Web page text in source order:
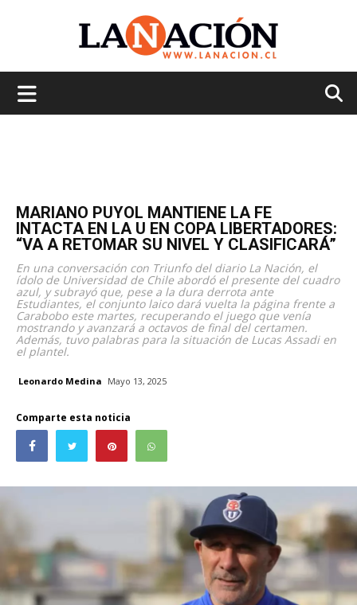
MARIANO PUYOL MANTIENE LA FE
INTACTA EN LA U EN COPA LIBERTADORES:
“VA A RETOMAR SU NIVEL Y CLASIFICARÁ”
En una conversación con Triunfo del diario La Nación, el
ídolo de Universidad de Chile abordó el presente del cuadro
azul, y subrayó que, pese a la dura derrota ante
Estudiantes, el conjunto laico dará vuelta la página frente a
Carabobo este martes, recuperando el juego que venía
mostrando y avanzará a octavos de final del certamen.
Además, tuvo palabras para la situación de Lucas Assadi en
el plantel.
Leonardo Medina Mayo 13, 2025
Comparte esta noticia